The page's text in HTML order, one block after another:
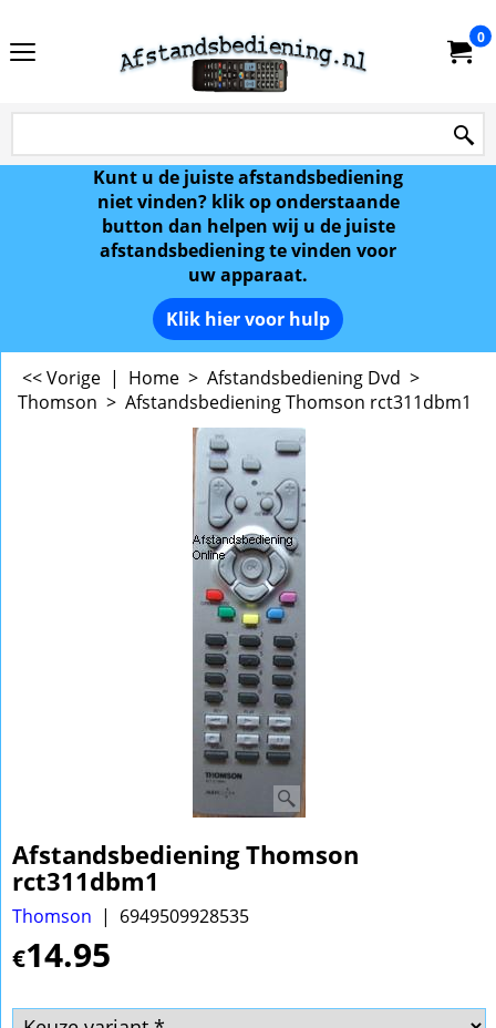
0
Kunt u de juiste afstandsbediening
niet vinden? klik op onderstaande
button dan helpen wij u de juiste
afstandsbediening te vinden voor
uw apparaat.
Klik hier voor hulp
<< Vorige | Home > Afstandsbediening Dvd >
Thomson > Afstandsbediening Thomson rct311dbm1
Afstandsbediening Thomson
rct311dbm1
Thomson 6949509928535
€14.95